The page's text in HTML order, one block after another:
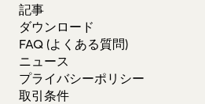
記事
ダウンロード
FAQ (よくある質問)
ニュース
プライバシーポリシー
取引条件